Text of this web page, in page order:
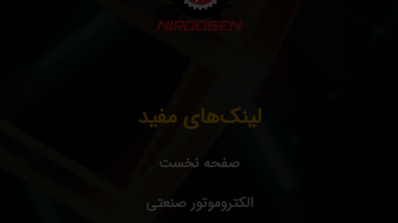
لینک‌های مفید
صفحه نخست
الکتروموتور صنعتی